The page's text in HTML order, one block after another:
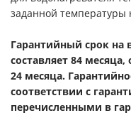
заданной температуры
Гарантийный срок на
составляет 84
24 месяца.
соответствии с
перечисленными в